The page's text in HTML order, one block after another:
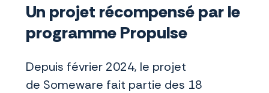
Un projet récompensé par le
programme Propulse
Depuis février 2024, le projet
de Someware fait partie des 18